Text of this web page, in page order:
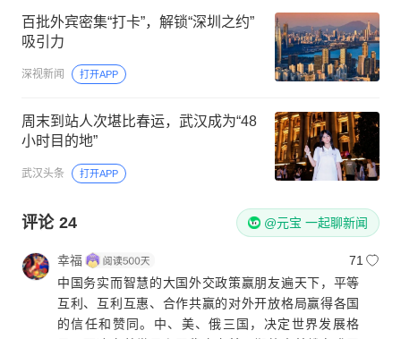
百批外宾密集“打卡”，解锁“深圳之约”
吸引力
深视新闻 打开APP
周末到站人次堪比春运，武汉成为“48
小时目的地”
武汉头条 打开APP
评论 24 @元宝 一起聊新闻
幸福
71
中国务实而智慧的大国外交政策赢朋友遍天下，平等
互利、互利互惠、合作共赢的对外开放格局赢得各国
的信任和赞同。中、美、俄三国，决定世界发展格